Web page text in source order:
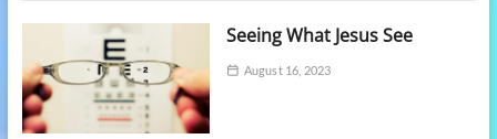
Seeing What Jesus See
August 16, 2023